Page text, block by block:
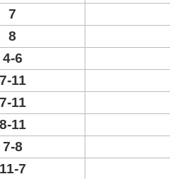
7
8
4-6
7-11
7-11
8-11
7-8
11-7